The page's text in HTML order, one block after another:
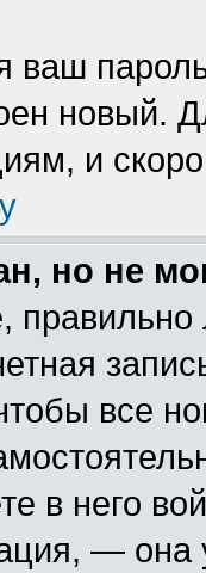
ваш
новый.
и
но не
все
в него
—